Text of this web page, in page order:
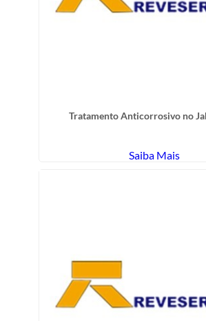
Tratamento Anticorrosivo no
Saiba Mais